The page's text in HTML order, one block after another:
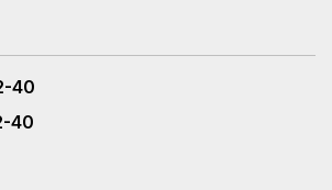
40
40